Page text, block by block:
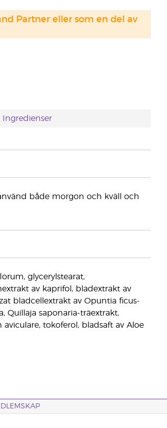
Partner eller som en del av
Ingredienser
både morgon och kväll och
glycerylstearat,
av kaprifol, bladextrakt av
bladcellextrakt av Opuntia ficus-
Quillaja saponaria-träextrakt,
tokoferol, bladsaft av Aloe